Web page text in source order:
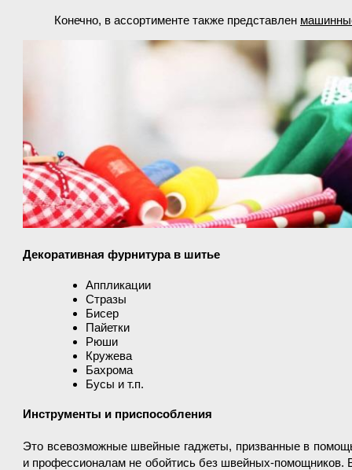
Конечно, в ассортименте также представлен
Декоративная фурнитура в шитье
Аппликации
Стразы
Бисер
Пайетки
Рюши
Кружева
Бахрома
Бусы и т.п.
Инструменты и приспособления
Это всевозможные швейные гаджеты, призванные в
и профессионалам не обойтись без швейных-